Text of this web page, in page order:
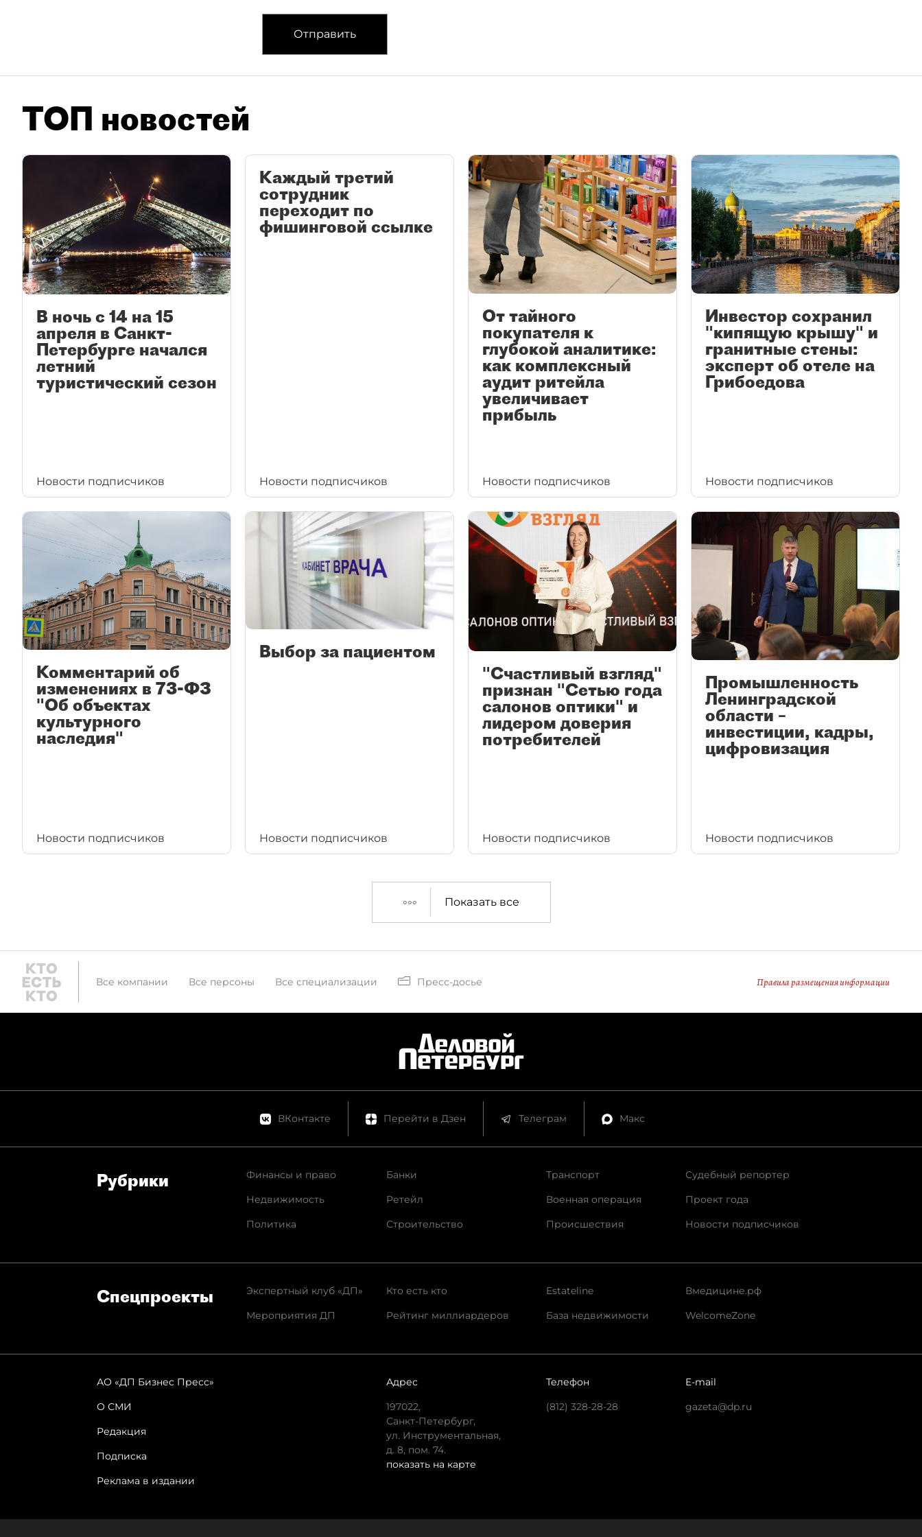
Отправить
ТОП новостей
В ночь с 14 на 15
апреля в Санкт-
Петербурге начался
летний
туристический сезон
Новости подписчиков
Каждый третий
сотрудник
переходит по
фишинговой ссылке
Новости подписчиков
От тайного
покупателя к
глубокой аналитике:
как комплексный
аудит ритейла
увеличивает
прибыль
Новости подписчиков
Инвестор сохранил
"кипящую крышу" и
гранитные стены:
эксперт об отеле на
Грибоедова
Новости подписчиков
Комментарий об
изменениях в 73-ФЗ
"Об объектах
культурного
наследия"
Новости подписчиков
Выбор за пациентом
Новости подписчиков
"Счастливый взгляд"
признан "Сетью года
салонов оптики" и
лидером доверия
потребителей
Новости подписчиков
Промышленность
Ленинградской
области –
инвестиции, кадры,
цифровизация
Новости подписчиков
Показать все
Все компании Все персоны Все специализации Пресс-досье Правила размещения информации
ВКонтакте Перейти в Дзен Телеграм Макс
Рубрики
Финансы и право
Недвижимость
Политика
Банки
Ретейл
Строительство
Транспорт
Военная операция
Происшествия
Судебный репортер
Проект года
Новости подписчиков
Спец­проекты
Экспертный клуб «ДП»
Мероприятия ДП
Кто есть кто
Рейтинг миллиардеров
Estateline
База недвижимости
Вмедицине.рф
WelcomeZone
АО «ДП Бизнес Пресс»
О СМИ
Редакция
Подписка
Реклама в издании
Адрес
197022,
Санкт-Петербург,
ул. Инструментальная,
д. 8, пом. 74.
показать на карте
Телефон
(812) 328-28-28
E-mail
gazeta@dp.ru